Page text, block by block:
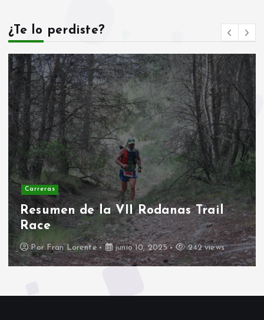
¿Te lo perdiste?
Carreras
II Duatlon escolar Rodanas
Por Fran Lorente marzo 17, 2025 397 views